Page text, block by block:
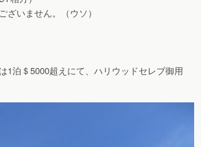
ざいません。（ウソ）
1泊＄5000超えにて、ハリウッドセレブ御用